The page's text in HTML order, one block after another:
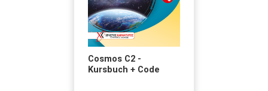
Cosmos C2 -
Kursbuch + Code